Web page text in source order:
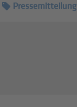
Pressemitteilung